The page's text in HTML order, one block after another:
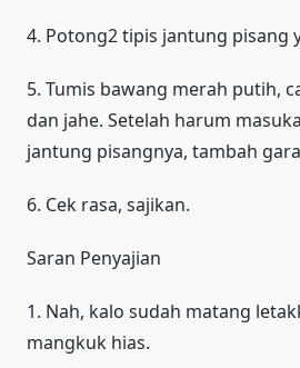
4. Potong2 tipis jantung pisang
5. Tumis bawang merah putih,
dan jahe. Setelah harum
jantung pisangnya, tambah
6. Cek rasa, sajikan.
Saran Penyajian
1. Nah, kalo sudah matang
mangkuk hias.